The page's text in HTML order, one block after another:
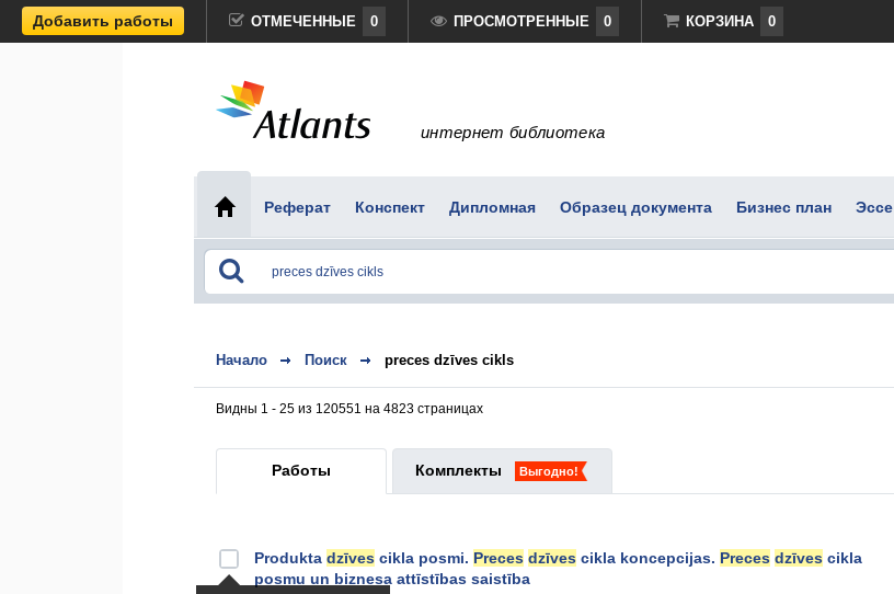
Добавить работы ОТМЕЧЕННЫЕ 0 ПРОСМОТРЕННЫЕ 0 КОРЗИНА 0
интернет библиотека
Реферат Конспект Дипломная Образец документа Бизнес план Эссе
Начало Поиск preces dzīves cikls
Видны 1 - 25 из 120551 на 4823 страницах
Работы Комплекты Выгодно!
Produkta dzīves cikla posmi. Preces dzīves cikla koncepcijas. Preces dzīves cikla
posmu un biznesa attīstības saistība